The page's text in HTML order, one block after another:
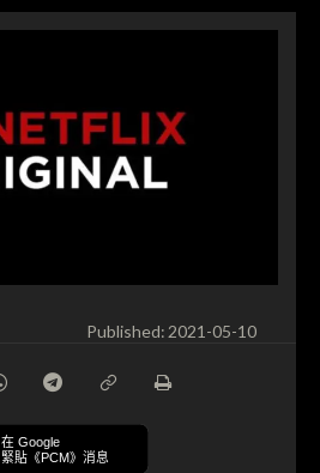
Published: 2021-05-10
在 Google
緊貼《PCM》消息